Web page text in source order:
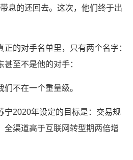
息的还回去。这次，他们终于出
正的对手名单里，只有两个名字：
至不是他的对手：
不在一个重量级。
宁2020年设定的目标是：交易规
全渠道高于互联网转型期两倍增